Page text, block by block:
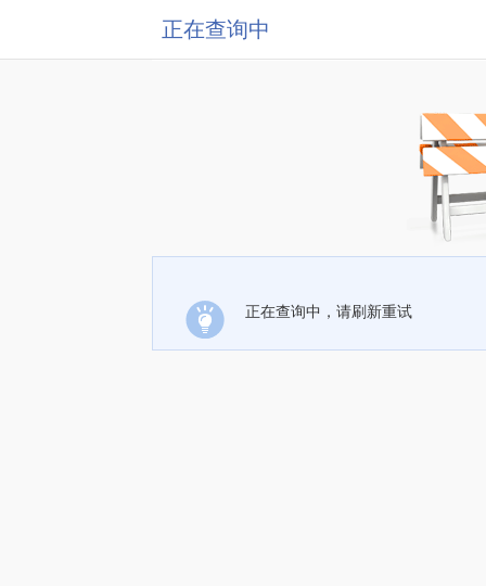
正在查询中
正在查询中，请刷新重试